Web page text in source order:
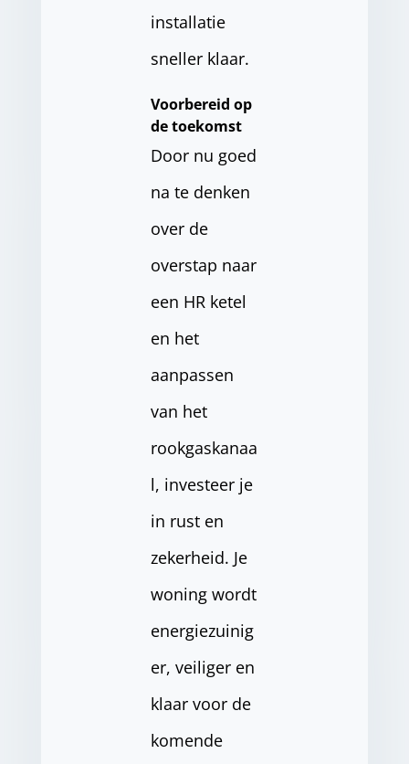
installatie
sneller klaar.
Voorbereid op
de toekomst
Door nu goed
na te denken
over de
overstap naar
een HR ketel
en het
aanpassen
van het
rookgaskanaa
l, investeer je
in rust en
zekerheid. Je
woning wordt
energiezuinig
er, veiliger en
klaar voor de
komende